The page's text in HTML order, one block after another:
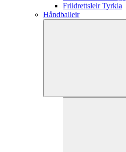
Friidrettsleir Tyrkia
Håndballeir